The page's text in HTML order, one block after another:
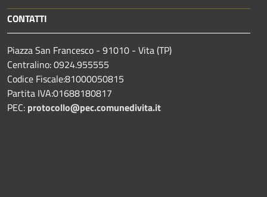
CONTATTI
Piazza San Francesco - 91010 - Vita (TP)
Centralino: 0924.955555
Codice Fiscale:81000050815
Partita IVA:01688180817
PEC: protocollo@pec.comunedivita.it